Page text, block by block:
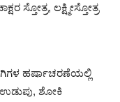
ಸ್ತೋತ್ರ, ಲಕ್ಷ್ಮೀಸ್ತೋತ್ರ
ಹರ್ಷಾಚರಣೆಯಲ್ಲಿ
ಉಡುಪು, ಶೋಕಿ